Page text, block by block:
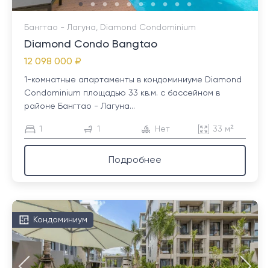
Бангтао - Лагуна, Diamond Condominium
Diamond Condo Bangtao
12 098 000 ₽
1-комнатные апартаменты в кондоминиуме Diamond
Condominium площадью 33 кв.м. с бассейном в
районе Бангтао - Лагуна...
1 1 Нет 33 м²
Подробнее
Кондоминиум